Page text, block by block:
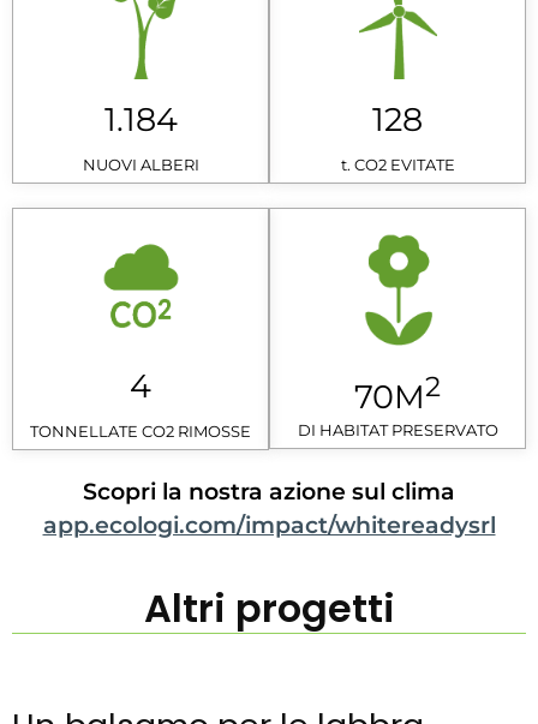
1.184
NUOVI ALBERI
128
t. CO2 EVITATE
4
TONNELLATE CO2 RIMOSSE
70M2
DI HABITAT PRESERVATO
Scopri la nostra azione sul clima
app.ecologi.com/impact/whitereadysrl
Altri progetti